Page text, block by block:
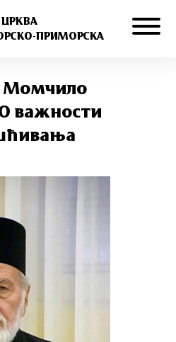
ПРИМОРСКА
Момчило
важности